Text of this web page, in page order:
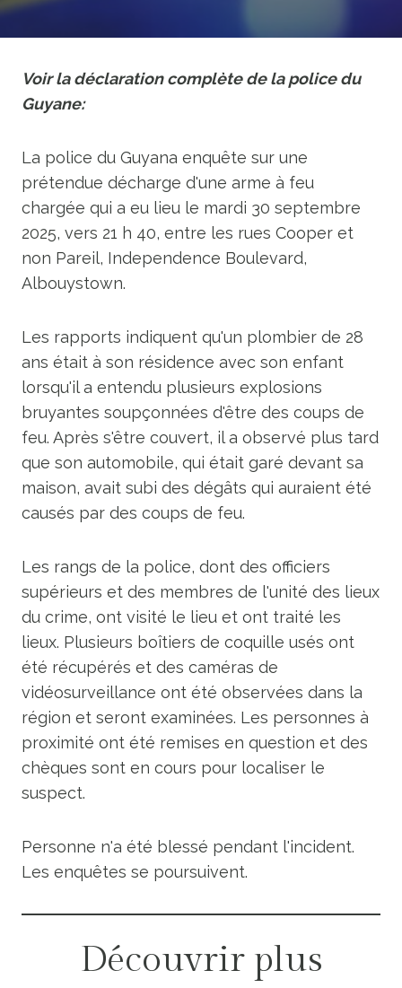
Voir la déclaration complète de la police du
Guyane:
La police du Guyana enquête sur une
prétendue décharge d'une arme à feu
chargée qui a eu lieu le mardi 30 septembre
2025, vers 21 h 40, entre les rues Cooper et
non Pareil, Independence Boulevard,
Albouystown.
Les rapports indiquent qu'un plombier de 28
ans était à son résidence avec son enfant
lorsqu'il a entendu plusieurs explosions
bruyantes soupçonnées d'être des coups de
feu. Après s'être couvert, il a observé plus tard
que son automobile, qui était garé devant sa
maison, avait subi des dégâts qui auraient été
causés par des coups de feu.
Les rangs de la police, dont des officiers
supérieurs et des membres de l'unité des lieux
du crime, ont visité le lieu et ont traité les
lieux. Plusieurs boîtiers de coquille usés ont
été récupérés et des caméras de
vidéosurveillance ont été observées dans la
région et seront examinées. Les personnes à
proximité ont été remises en question et des
chèques sont en cours pour localiser le
suspect.
Personne n'a été blessé pendant l'incident.
Les enquêtes se poursuivent.
Découvrir plus